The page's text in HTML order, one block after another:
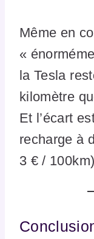
Même en
«
la Tesla
kilomètre
Et l’écart
recharge à
3 € /